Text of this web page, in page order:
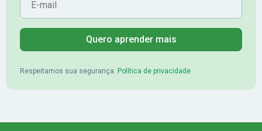
Quero aprender mais
Respeitamos sua segurança. Política de privacidade